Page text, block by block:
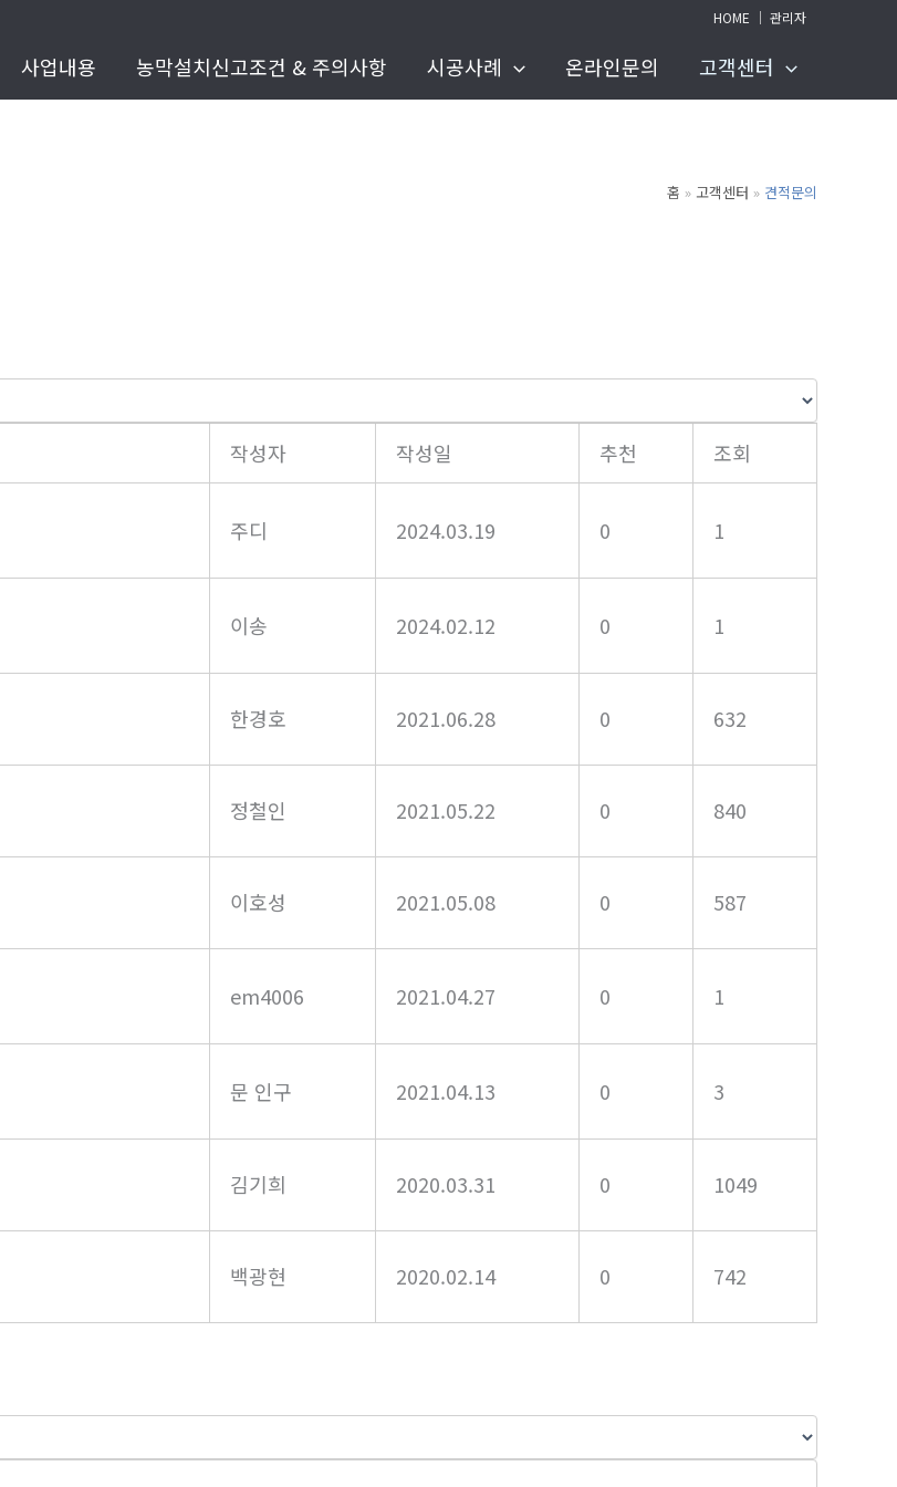
HOME │ 관리자
사업내용 농막설치신고조건 & 주의사항 시공사례 온라인문의 고객센터
홈 고객센터 견적문의
작성자 작성일 추천 조회
주디 2024.03.19 0 1
이송 2024.02.12 0 1
한경호 2021.06.28 0 632
정철인 2021.05.22 0 840
이호성 2021.05.08 0 587
em4006 2021.04.27 0 1
문 인구 2021.04.13 0 3
김기희 2020.03.31 0 1049
백광현 2020.02.14 0 742